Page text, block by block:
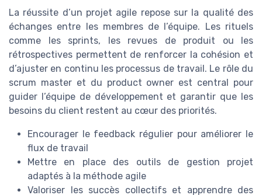
La réussite d’un projet agile repose sur la qualité des
échanges entre les membres de l’équipe. Les rituels
comme les sprints, les revues de produit ou les
rétrospectives permettent de renforcer la cohésion et
d’ajuster en continu les processus de travail. Le rôle du
scrum master et du product owner est central pour
guider l’équipe de développement et garantir que les
besoins du client restent au cœur des priorités.
Encourager le feedback régulier pour améliorer le
flux de travail
Mettre en place des outils de gestion projet
adaptés à la méthode agile
Valoriser les succès collectifs et apprendre des